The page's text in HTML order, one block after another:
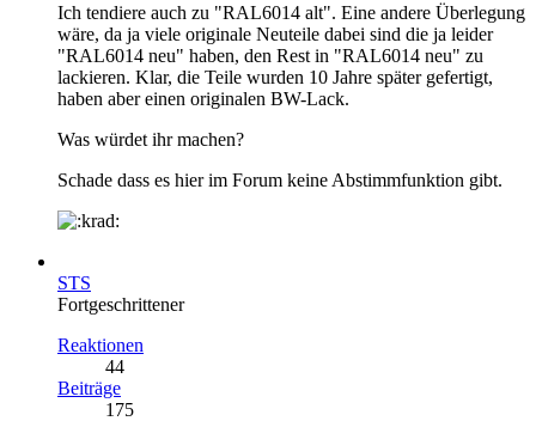
Ich tendiere auch zu "RAL6014 alt". Eine andere Überlegung
wäre, da ja viele originale Neuteile dabei sind die ja leider
"RAL6014 neu" haben, den Rest in "RAL6014 neu" zu
lackieren. Klar, die Teile wurden 10 Jahre später gefertigt,
haben aber einen originalen BW-Lack.
Was würdet ihr machen?
Schade dass es hier im Forum keine Abstimmfunktion gibt.
STS
Fortgeschrittener
Reaktionen
44
Beiträge
175